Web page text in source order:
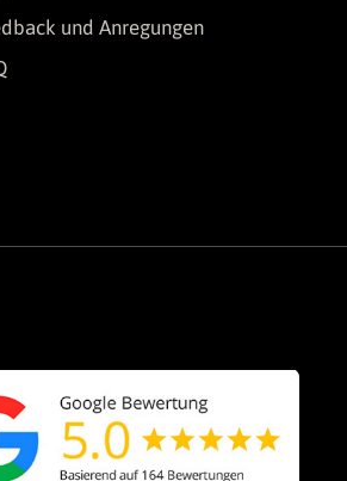
und Anregungen